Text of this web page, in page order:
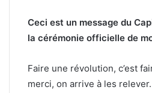
Ceci est un message du
la cérémonie officielle de
Faire une révolution, c’est
merci, on arrive à les